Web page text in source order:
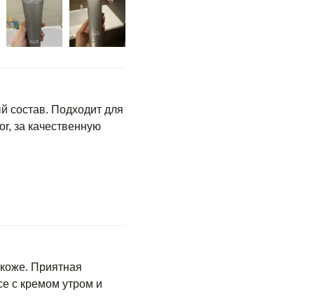
состав. Подходит для
за качественную
Приятная
с кремом утром и